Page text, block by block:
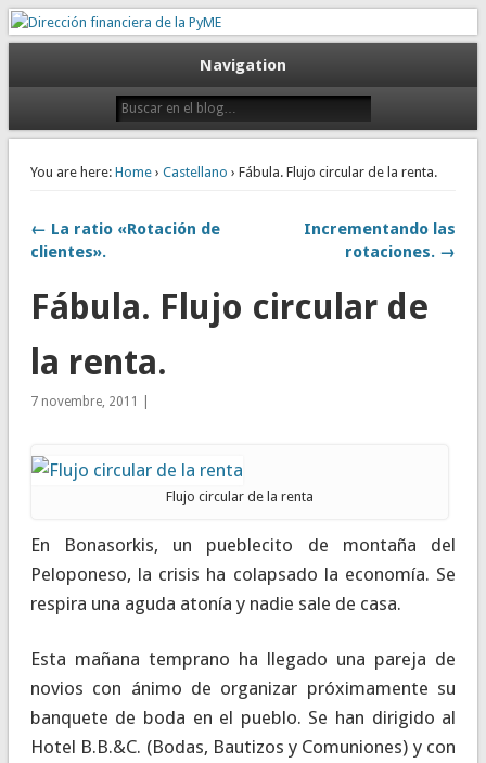
Dirección financiera de la PyME
Gestión empresarial eficiente. Dirección financiera externalizada.
Navigation
You are here: Home› Castellano › Fábula. Flujo circular de la renta.
← La ratio «Rotación de
clientes».
Incrementando las
rotaciones. →
Fábula. Flujo circular de
la renta.
7 novembre, 2011 |
Flujo circular de la renta
En Bonasorkis, un pueblecito de montaña del
Peloponeso, la crisis ha colapsado la economía. Se
respira una aguda atonía y nadie sale de casa.
Esta mañana temprano ha llegado una pareja de
novios con ánimo de organizar próximamente su
banquete de boda en el pueblo. Se han dirigido al
Hotel B.B.&C. (Bodas, Bautizos y Comuniones) y con